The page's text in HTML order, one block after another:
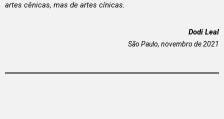
artes cênicas, mas de artes cínicas.
Dodi Leal
São Paulo, novembro de 2021